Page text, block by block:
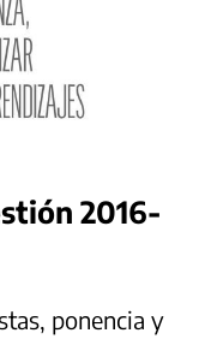
2016-
ponencia y